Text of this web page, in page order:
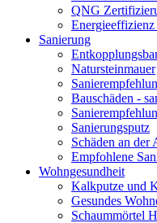
QNG
Sanierung
Natursteinmauer
Bauschäden -
Sanierungsputz
Schäden an der
Empfohlene
Wohngesundheit
Kalkputze und
Gesundes
Schaummörtel